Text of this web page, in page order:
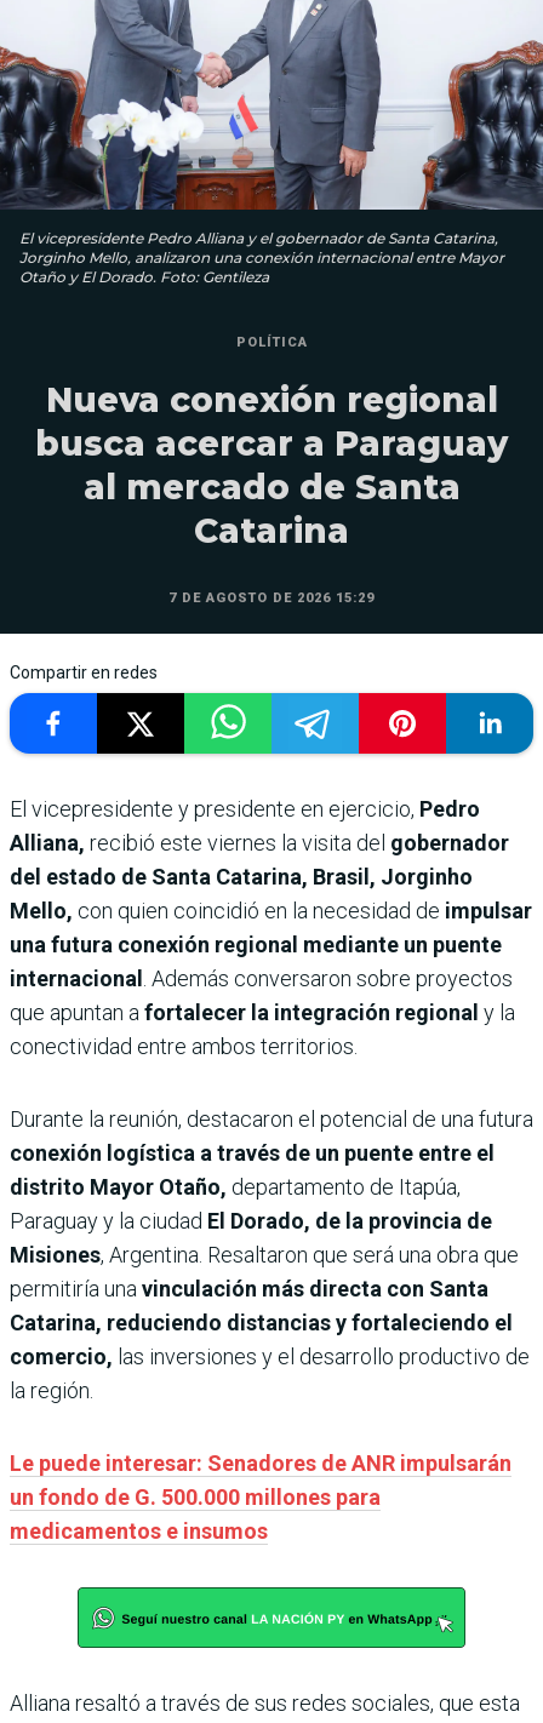
El vicepresidente Pedro Alliana y el gobernador de Santa Catarina,
Jorginho Mello, analizaron una conexión internacional entre Mayor
Otaño y El Dorado. Foto: Gentileza
POLÍTICA
Nueva conexión regional
busca acercar a Paraguay
al mercado de Santa
Catarina
7 DE AGOSTO DE 2026 15:29
Compartir en redes
El vicepresidente y presidente en ejercicio, Pedro
Alliana, recibió este viernes la visita del gobernador
del estado de Santa Catarina, Brasil, Jorginho
Mello, con quien coincidió en la necesidad de impulsar
una futura conexión regional mediante un puente
internacional . Además conversaron sobre proyectos
que apuntan afortalecer la integración regional y la
conectividad entre ambos territorios.
Durante la reunión, destacaron el potencial de una futura
conexión logística a través de un puente entre el
distrito Mayor Otaño, departamento de Itapúa,
Paraguay y la ciudad El Dorado, de la provincia de
Misiones, Argentina. Resaltaron que será una obra que
permitiría unavinculación más directa con Santa
Catarina, reduciendo distancias y fortaleciendo el
comercio, las inversiones y el desarrollo productivo de
la región.
Le puede interesar: Senadores de ANR impulsarán
un fondo de G. 500.000 millones para
medicamentos e insumos
Alliana resaltó a través de sus redes sociales, que esta